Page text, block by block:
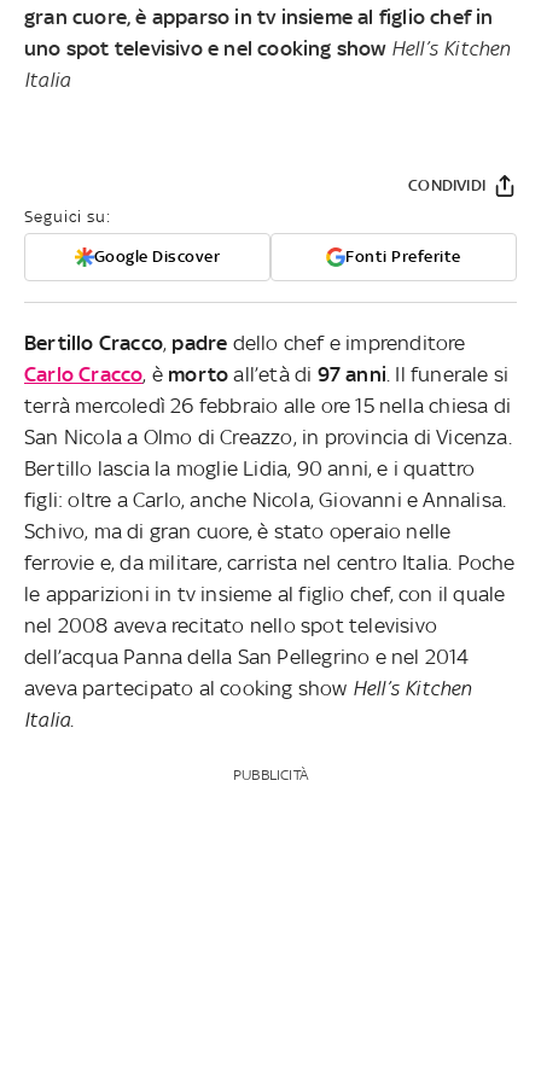
gran cuore, è apparso in tv insieme al figlio chef in
uno spot televisivo e nel cooking show Hell’s Kitchen
Italia
Seguici su:
Google Discover Fonti Preferite
CONDIVIDI
Bertillo Cracco, padre dello chef e imprenditore
Carlo Cracco, è morto all’età di 97 anni. Il funerale si
terrà mercoledì 26 febbraio alle ore 15 nella chiesa di
San Nicola a Olmo di Creazzo, in provincia di Vicenza.
Bertillo lascia la moglie Lidia, 90 anni, e i quattro
figli: oltre a Carlo, anche Nicola, Giovanni e Annalisa.
Schivo, ma di gran cuore, è stato operaio nelle
ferrovie e, da militare, carrista nel centro Italia. Poche
le apparizioni in tv insieme al figlio chef, con il quale
nel 2008 aveva recitato nello spot televisivo
dell’acqua Panna della San Pellegrino e nel 2014
aveva partecipato al cooking show Hell’s Kitchen
Italia.
PUBBLICITÀ